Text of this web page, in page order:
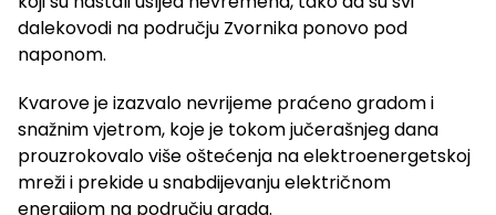
dalekovodi na području Zvornika ponovo pod
naponom.
Kvarove je izazvalo nevrijeme praćeno gradom i
snažnim vjetrom, koje je tokom jučerašnjeg dana
prouzrokovalo više oštećenja na elektroenergetskoj
mreži i prekide u snabdijevanju električnom
energijom na području grada.